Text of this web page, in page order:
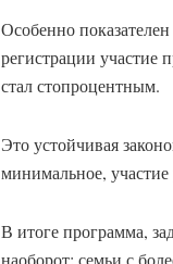
Особенно
регистрации участие
стал стопроцентным.
Это устойчивая
минимальное,
В итоге программа,
наоборот: семьи с